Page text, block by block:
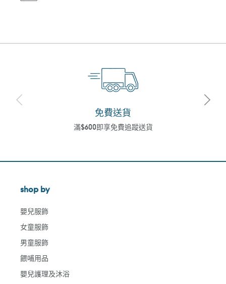
免費送貨
滿$600即享免費追蹤送貨
shop by
嬰兒服飾
女童服飾
男童服飾
餵哺用品
嬰兒護理及沐浴